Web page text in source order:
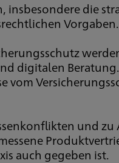
die
Vorgaben.
digitalen
vom
und
auch gegeben ist.